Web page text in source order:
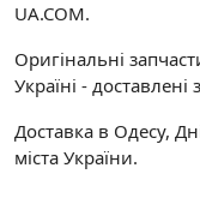
UA.COM.
Оригінальні
Україні -
Доставка в Одесу,
міста України.